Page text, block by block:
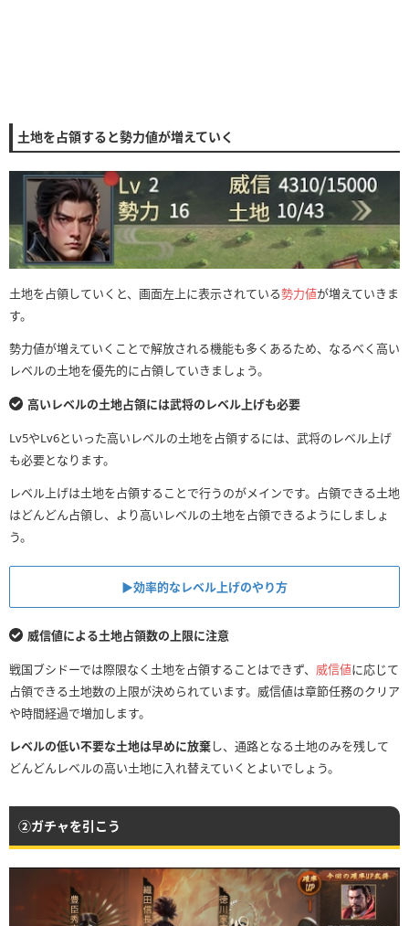
土地を占領すると勢力値が増えていく
土地を占領していくと、画面左上に表示されている勢力値が増えていきま
す。
勢力値が増えていくことで解放される機能も多くあるため、なるべく高い
レベルの土地を優先的に占領していきましょう。
高いレベルの土地占領には武将のレベル上げも必要
Lv5やLv6といった高いレベルの土地を占領するには、武将のレベル上げ
も必要となります。
レベル上げは土地を占領することで行うのがメインです。占領できる土地
はどんどん占領し、より高いレベルの土地を占領できるようにしましょ
う。
▶︎効率的なレベル上げのやり方
威信値による土地占領数の上限に注意
戦国ブシドーでは際限なく土地を占領することはできず、 威信値に応じて
占領できる土地数の上限が決められています。威信値は章節任務のクリア
や時間経過で増加します。
レベルの低い不要な土地は早めに放棄し、通路となる土地のみを残して
どんどんレベルの高い土地に入れ替えていくとよいでしょう。
②ガチャを引こう